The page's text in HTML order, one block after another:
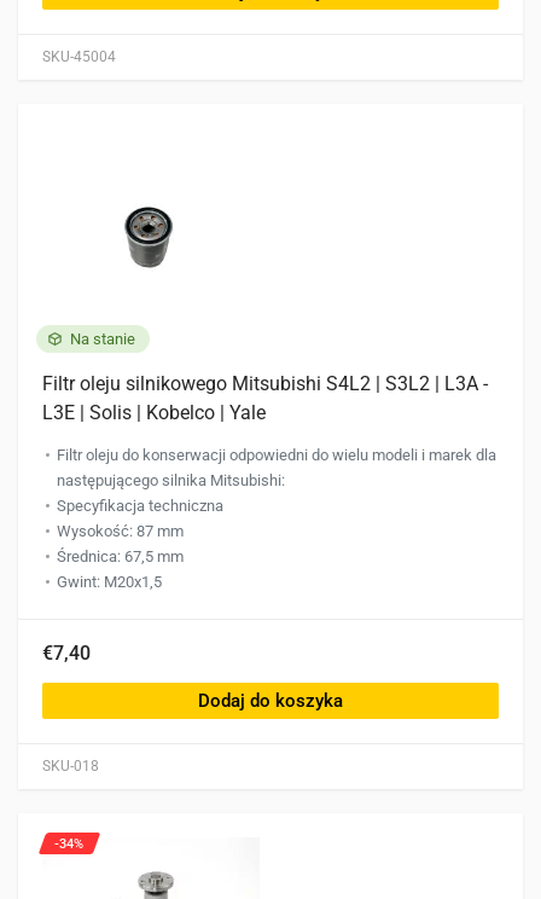
SKU-45004
Na stanie
SKU-018
Filtr oleju silnikowego Mitsubishi S4L2 | S3L2 | L3A -
L3E | Solis | Kobelco | Yale
Filtr oleju do konserwacji odpowiedni do wielu modeli i marek dla
następującego silnika Mitsubishi:
Specyfikacja techniczna
Wysokość: 87 mm
Średnica: 67,5 mm
Gwint: M20x1,5
€7,40
Dodaj do koszyka
-34%